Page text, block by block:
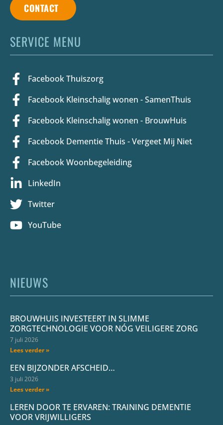
CONTACT
SERVICE MENU
Facebook Thuiszorg
Facebook Kleinschalig wonen - SamenThuis
Facebook Kleinschalig wonen - BrouwHuis
Facebook Dementie Thuis - Vergeet Mij Niet
Facebook Woonbegeleiding
LinkedIn
Twitter
YouTube
NIEUWS
BROUWHUIS INVESTEERT IN SLIMME
ZORGTECHNOLOGIE VOOR NÓG VEILIGERE ZORG
7 juli 2026
Lees verder »
EEN BIJZONDER AFSCHEID…
3 juli 2026
Lees verder »
LEREN DOOR TE ERVAREN: TRAINING DEMENTIE
VOOR VRIJWILLIGERS